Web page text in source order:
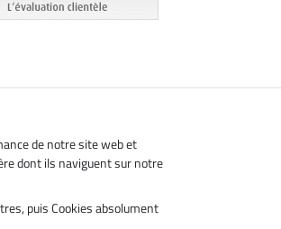
de notre site web et
dont ils naviguent sur notre
puis Cookies absolument